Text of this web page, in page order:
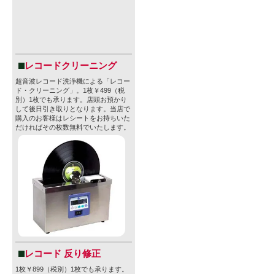
レコードクリーニング
超音波レコード洗浄機による「レコー
ド・クリーニング」。1枚￥499（税
別）1枚でも承ります。店頭お預かり
して後日引き取りとなります。当店で
購入のお客様はレシートをお持ちいた
だければその枚数無料でいたします。
レコード 反り修正
1枚￥899（税別）1枚でも承ります。